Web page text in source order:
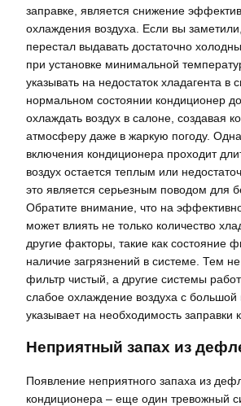
заправке, является снижение
охлаждения воздуха. Если вы
перестал выдавать достаточно
при установке минимальной
указывать на недостаток хладагента в
нормальном состоянии кондиционер
охлаждать воздух в салоне, создавая
атмосферу даже в жаркую погоду.
включения кондиционера проходит
воздух остается теплым или
это является серьезным поводом для
Обратите внимание, что на
может влиять не только количество
другие факторы, такие как состояние
наличие загрязнений в системе. Тем
фильтр чистый, а другие системы
слабое охлаждение воздуха с большой
указывает на необходимость заправки
Неприятный запах из
Появление неприятного запаха из
кондиционера – еще один тревожный